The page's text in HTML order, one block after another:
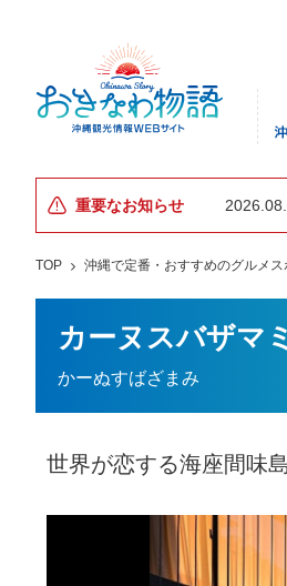
重要なお知らせ
TOP 沖縄で定番・おすすめのグルメス
カーヌスバザマミ
かーぬすばざまみ
世界が恋する海座間味